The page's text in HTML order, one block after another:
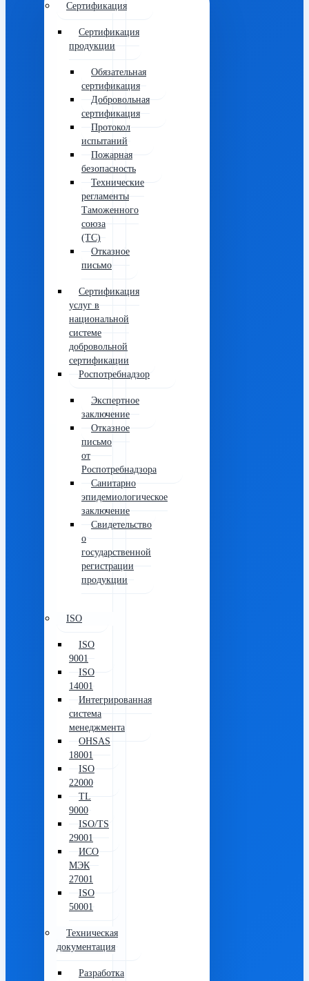
Сертификация
Сертификация
продукции
Обязательная
сертификация
Добровольная
сертификация
Протокол
испытаний
Пожарная
безопасность
Технические
регламенты
Таможенного
союза
(ТС)
Отказное
письмо
Сертификация
услуг в
национальной
системе
добровольной
сертификации
Роспотребнадзор
Экспертное
заключение
Отказное
письмо
от
Роспотребнадзора
Санитарно
эпидемиологическое
заключение
Свидетельство
о
государственной
регистрации
продукции
ISO
ISO
9001
ISO
14001
Интегрированная
система
менеджмента
OHSAS
18001
ISO
22000
TL
9000
ISO/TS
29001
ИСО
МЭК
27001
ISO
50001
Техническая
документация
Разработка